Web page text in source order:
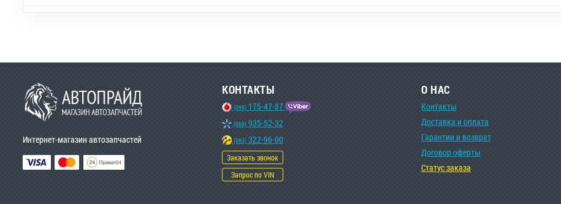
Интернет-магазин автозапчастей
КОНТАКТЫ
(099) 175-47-87
(068) 935-52-32
(063) 322-96-00
Заказать звонок
Запрос по VIN
О НАС
Контакты
Доставка и оплата
Гарантии и возврат
Договор оферты
Статус заказа